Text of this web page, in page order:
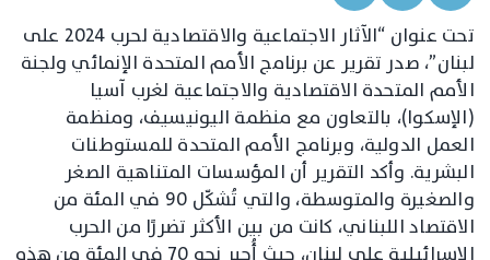
تحت عنوان “الآثار الاجتماعية والاقتصادية لحرب 2024 على
لبنان”، صدر تقرير عن برنامج الأمم المتحدة الإنمائي ولجنة
الأمم المتحدة الاقتصادية والاجتماعية لغرب آسيا
(الإسكوا)، بالتعاون مع منظمة اليونيسيف، ومنظمة
العمل الدولية، وبرنامج الأمم المتحدة للمستوطنات
البشرية. وأكد التقرير أن المؤسسات المتناهية الصغر
والصغيرة والمتوسطة، والتي تُشكّل 90 في المئة من
الاقتصاد اللبناني، كانت من بين الأكثر تضررًا من الحرب